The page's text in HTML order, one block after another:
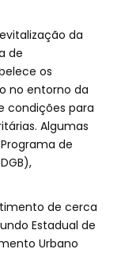
da
de
os
no entorno da
condições para
Algumas
de
de cerca
Estadual de
Urbano